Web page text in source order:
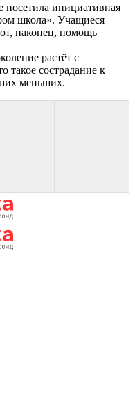
посетила инициативная
школа». Учащиеся
наконец, помощь
растёт с
такое сострадание к
меньших.